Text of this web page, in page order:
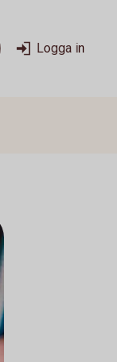
Logga in